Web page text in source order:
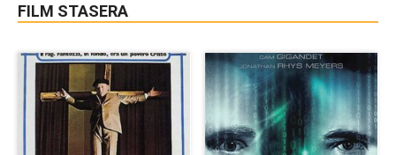
FILM STASERA